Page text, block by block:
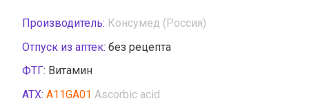
Производитель: Консумед (Россия)
Отпуск из аптек: без рецепта
ФТГ: Витамин
АТХ: A11GA01 Ascorbic acid